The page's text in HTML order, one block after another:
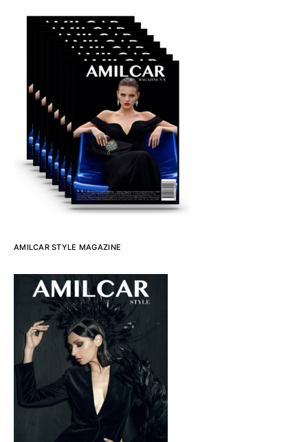
AMILCAR STYLE MAGAZINE